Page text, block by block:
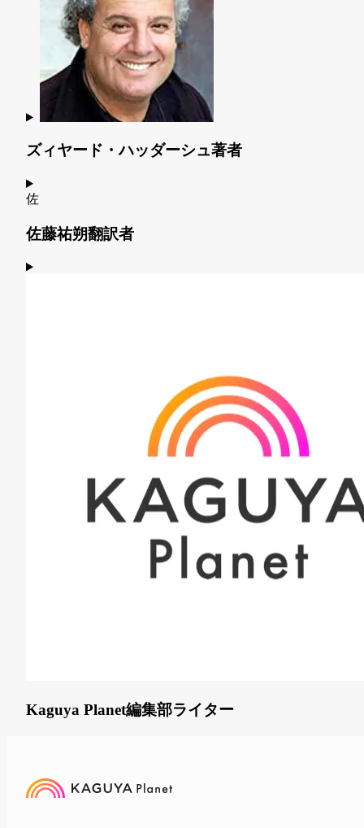
ズィヤード・ハッダーシュ著者
佐
佐藤祐朔翻訳者
Kaguya Planet編集部ライター